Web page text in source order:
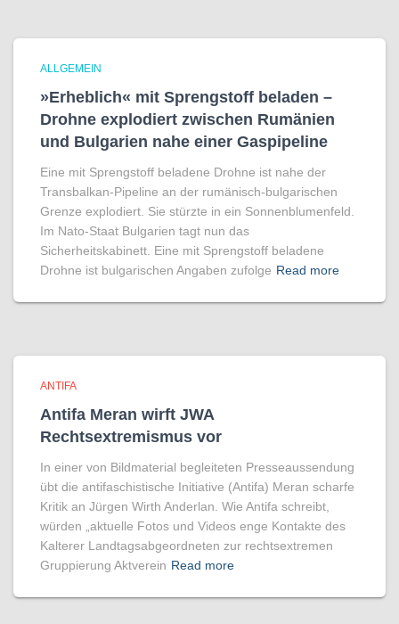
ALLGEMEIN
»Erheblich« mit Sprengstoff beladen –
Drohne explodiert zwischen Rumänien
und Bulgarien nahe einer Gaspipeline
Eine mit Sprengstoff beladene Drohne ist nahe der
Transbalkan-Pipeline an der rumänisch-bulgarischen
Grenze explodiert. Sie stürzte in ein Sonnenblumenfeld.
Im Nato-Staat Bulgarien tagt nun das
Sicherheitskabinett. Eine mit Sprengstoff beladene
Drohne ist bulgarischen Angaben zufolge Read more
ANTIFA
Antifa Meran wirft JWA
Rechtsextremismus vor
In einer von Bildmaterial begleiteten Presseaussendung
übt die antifaschistische Initiative (Antifa) Meran scharfe
Kritik an Jürgen Wirth Anderlan. Wie Antifa schreibt,
würden „aktuelle Fotos und Videos enge Kontakte des
Kalterer Landtagsabgeordneten zur rechtsextremen
Gruppierung Aktverein Read more